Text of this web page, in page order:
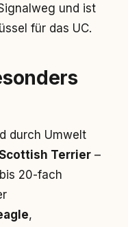
und ist
für das UC.
durch Umwelt
Terrier –
20-fach
,